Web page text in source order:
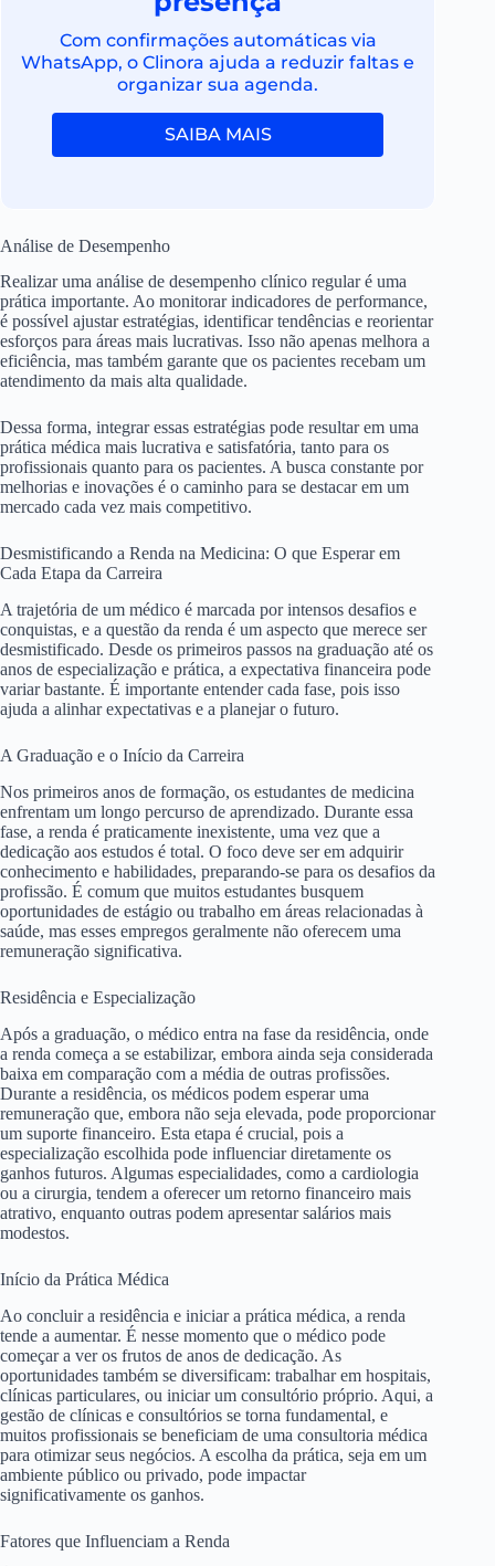
Com confirmações automáticas via
WhatsApp, o Clinora ajuda a reduzir faltas e
organizar sua agenda.
SAIBA MAIS
Análise de Desempenho
Realizar uma análise de desempenho clínico regular é uma
prática importante. Ao monitorar indicadores de performance,
é possível ajustar estratégias, identificar tendências e reorientar
esforços para áreas mais lucrativas. Isso não apenas melhora a
eficiência, mas também garante que os pacientes recebam um
atendimento da mais alta qualidade.
Dessa forma, integrar essas estratégias pode resultar em uma
prática médica mais lucrativa e satisfatória, tanto para os
profissionais quanto para os pacientes. A busca constante por
melhorias e inovações é o caminho para se destacar em um
mercado cada vez mais competitivo.
Desmistificando a Renda na Medicina: O que Esperar em
Cada Etapa da Carreira
A trajetória de um médico é marcada por intensos desafios e
conquistas, e a questão da renda é um aspecto que merece ser
desmistificado. Desde os primeiros passos na graduação até os
anos de especialização e prática, a expectativa financeira pode
variar bastante. É importante entender cada fase, pois isso
ajuda a alinhar expectativas e a planejar o futuro.
A Graduação e o Início da Carreira
Nos primeiros anos de formação, os estudantes de medicina
enfrentam um longo percurso de aprendizado. Durante essa
fase, a renda é praticamente inexistente, uma vez que a
dedicação aos estudos é total. O foco deve ser em adquirir
conhecimento e habilidades, preparando-se para os desafios da
profissão. É comum que muitos estudantes busquem
oportunidades de estágio ou trabalho em áreas relacionadas à
saúde, mas esses empregos geralmente não oferecem uma
remuneração significativa.
Residência e Especialização
Após a graduação, o médico entra na fase da residência, onde
a renda começa a se estabilizar, embora ainda seja considerada
baixa em comparação com a média de outras profissões.
Durante a residência, os médicos podem esperar uma
remuneração que, embora não seja elevada, pode proporcionar
um suporte financeiro. Esta etapa é crucial, pois a
especialização escolhida pode influenciar diretamente os
ganhos futuros. Algumas especialidades, como a cardiologia
ou a cirurgia, tendem a oferecer um retorno financeiro mais
atrativo, enquanto outras podem apresentar salários mais
modestos.
Início da Prática Médica
Ao concluir a residência e iniciar a prática médica, a renda
tende a aumentar. É nesse momento que o médico pode
começar a ver os frutos de anos de dedicação. As
oportunidades também se diversificam: trabalhar em hospitais,
clínicas particulares, ou iniciar um consultório próprio. Aqui, a
gestão de clínicas e consultórios se torna fundamental, e
muitos profissionais se beneficiam de uma consultoria médica
para otimizar seus negócios. A escolha da prática, seja em um
ambiente público ou privado, pode impactar
significativamente os ganhos.
Fatores que Influenciam a Renda